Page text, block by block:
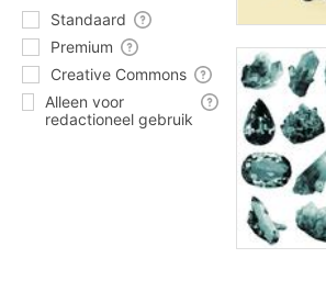
Standaard
Premium
Creative Commons
Alleen voor
redactioneel gebruik